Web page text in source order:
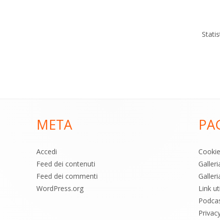
META
Accedi
Feed dei contenuti
Feed dei commenti
WordPress.org
Link